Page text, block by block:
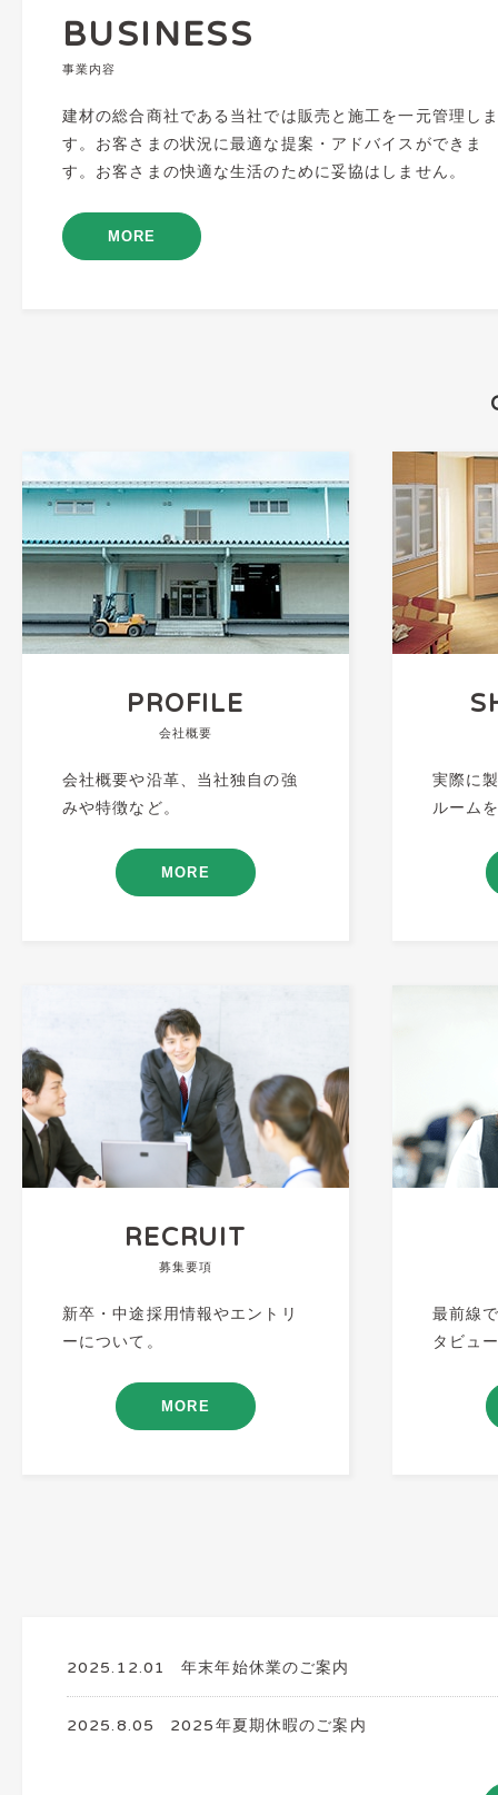
BUSINESS
事業内容
建材の総合商社である当社では販売と施工を一元管理し
す。お客さまの状況に最適な提案・アドバイスができま
す。お客さまの快適な生活のために妥協はしません。
MORE
PROFILE
会社概要
会社概要や沿革、当社独自の強
みや特徴など。
MORE
実際に
ルーム
RECRUIT
募集要項
新卒・中途採用情報やエントリ
ーについて。
MORE
最前線
タビュ
2025.12.01 年末年始休業のご案内
2025.8.05 2025年夏期休暇のご案内